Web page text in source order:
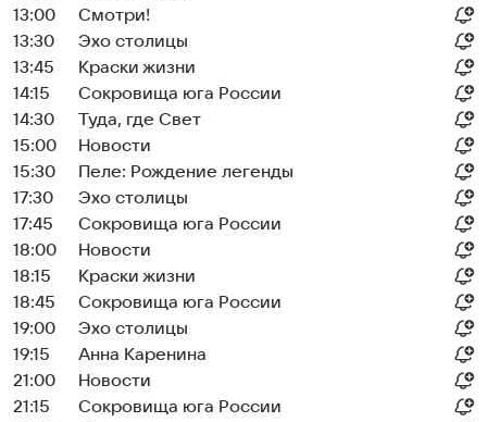
13:00
Смотри!
13:30
Эхо столицы
13:45
Краски жизни
14:15
Сокровища юга России
14:30
Туда, где Свет
15:00
Новости
15:30
Пеле: Рождение легенды
17:30
Эхо столицы
17:45
Сокровища юга России
18:00
Новости
18:15
Краски жизни
18:45
Сокровища юга России
19:00
Эхо столицы
19:15
Анна Каренина
21:00
Новости
21:15
Сокровища юга России